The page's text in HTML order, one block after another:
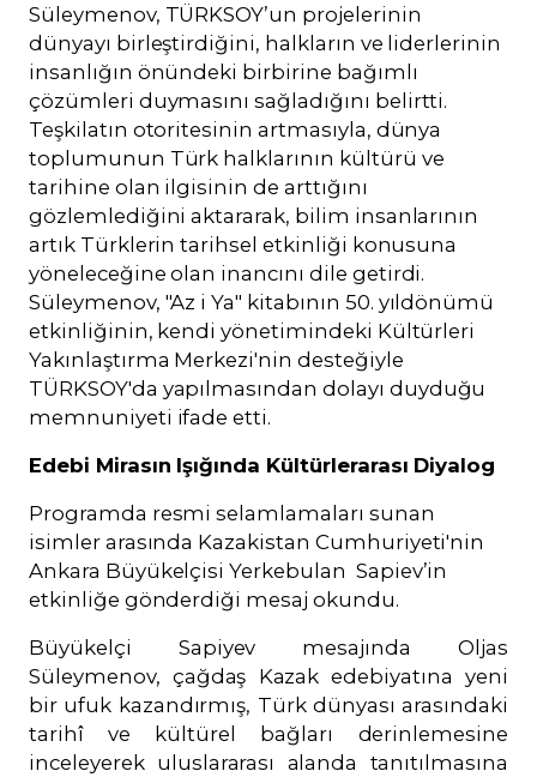
Süleymenov, TÜRKSOY’un projelerinin
dünyayı birleştirdiğini, halkların ve liderlerinin
insanlığın önündeki birbirine bağımlı
çözümleri duymasını sağladığını belirtti.
Teşkilatın otoritesinin artmasıyla, dünya
toplumunun Türk halklarının kültürü ve
tarihine olan ilgisinin de arttığını
gözlemlediğini aktararak, bilim insanlarının
artık Türklerin tarihsel etkinliği konusuna
yöneleceğine olan inancını dile getirdi.
Süleymenov, "Az i Ya" kitabının 50. yıldönümü
etkinliğinin, kendi yönetimindeki Kültürleri
Yakınlaştırma Merkezi'nin desteğiyle
TÜRKSOY'da yapılmasından dolayı duyduğu
memnuniyeti ifade etti.
Edebi Mirasın Işığında Kültürlerarası Diyalog
Programda resmi selamlamaları sunan
isimler arasında Kazakistan Cumhuriyeti'nin
Ankara Büyükelçisi Yerkebulan Sapiev’in
etkinliğe gönderdiği mesaj okundu.
Büyükelçi Sapiyev mesajında Oljas
Süleymenov, çağdaş Kazak edebiyatına yeni
bir ufuk kazandırmış, Türk dünyası arasındaki
tarihî ve kültürel bağları derinlemesine
inceleyerek uluslararası alanda tanıtılmasına